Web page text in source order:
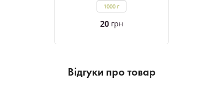
1000 г
20 грн
Вiдгуки про товар